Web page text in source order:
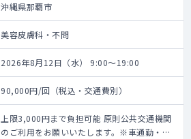
沖縄県那覇市
美容皮膚科・不問
2026年8月12日（水） 9:00～19:00
90,000円/回（税込・交通費別）
上限3,000円まで負担可能 原則公共交通機関
のご利用をお願いいたします。※車通勤・タ